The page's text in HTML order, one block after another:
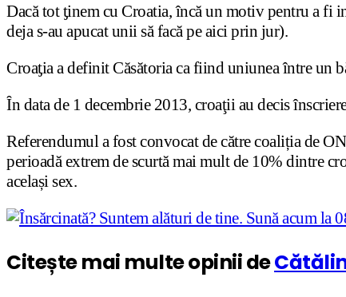
Dacă tot ƫinem cu Croatia, încă un motiv pentru a
deja s-au apucat unii să facă pe aici prin jur).
Croaƫia a definit Căsătoria ca fiind uniunea între un
Ȋn data de 1 decembrie 2013, croaţii au decis
Referendumul a fost convocat de către coaliția de
perioadă extrem de scurtă mai mult de 10% dintre
același sex.
Citește mai multe opinii de